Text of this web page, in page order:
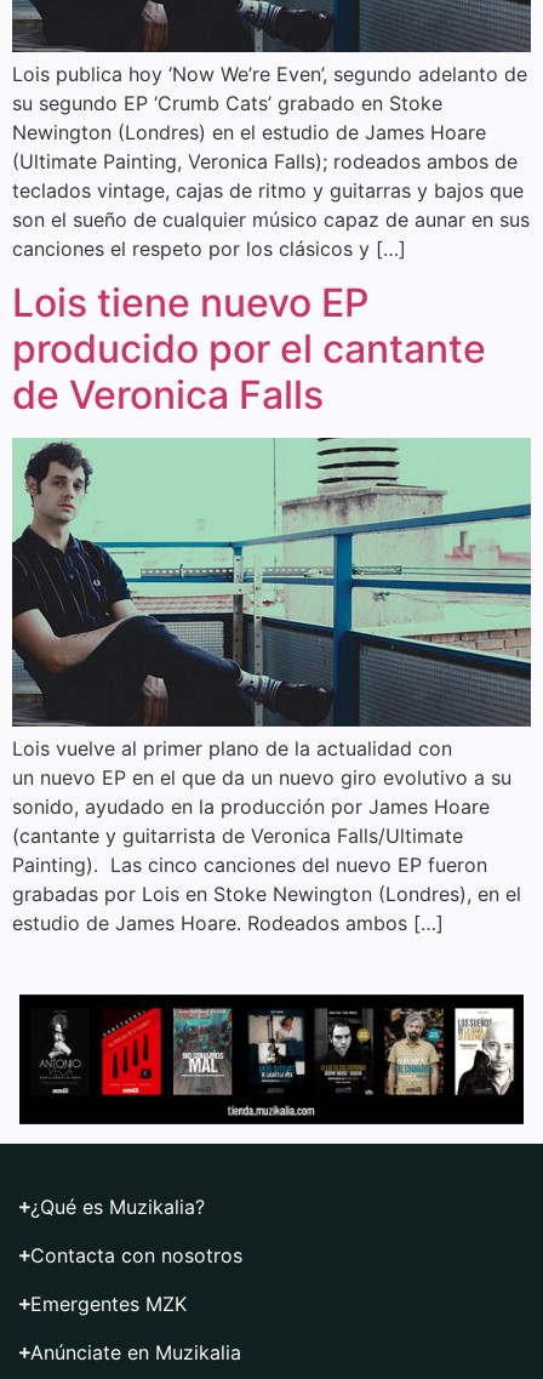
Lois publica hoy ‘Now We’re Even’, segundo adelanto de
su segundo EP ‘Crumb Cats’ grabado en Stoke
Newington (Londres) en el estudio de James Hoare
(Ultimate Painting, Veronica Falls); rodeados ambos de
teclados vintage, cajas de ritmo y guitarras y bajos que
son el sueño de cualquier músico capaz de aunar en sus
canciones el respeto por los clásicos y […]
Lois tiene nuevo EP
producido por el cantante
de Veronica Falls
Lois vuelve al primer plano de la actualidad con
un nuevo EP en el que da un nuevo giro evolutivo a su
sonido, ayudado en la producción por James Hoare
(cantante y guitarrista de Veronica Falls/Ultimate
Painting). Las cinco canciones del nuevo EP fueron
grabadas por Lois en Stoke Newington (Londres), en el
estudio de James Hoare. Rodeados ambos […]
¿Qué es Muzikalia?
Contacta con nosotros
Emergentes MZK
Anúnciate en Muzikalia